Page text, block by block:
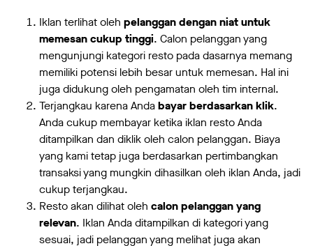
Iklan terlihat oleh pelanggan dengan niat untuk
memesan cukup tinggi. Calon pelanggan yang
mengunjungi kategori resto pada dasarnya memang
memiliki potensi lebih besar untuk memesan. Hal ini
juga didukung oleh pengamatan oleh tim internal.
Terjangkau karena Andabayar berdasarkan klik.
Anda cukup membayar ketika iklan resto Anda
ditampilkan dan diklik oleh calon pelanggan. Biaya
yang kami tetap juga berdasarkan pertimbangkan
transaksi yang mungkin dihasilkan oleh iklan Anda, jadi
cukup terjangkau.
Resto akan dilihat oleh calon pelanggan yang
relevan. Iklan Anda ditampilkan di kategori yang
sesuai, jadi pelanggan yang melihat juga akan